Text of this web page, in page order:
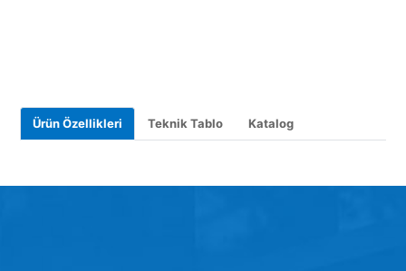
Ürün Özellikleri Teknik Tablo Katalog